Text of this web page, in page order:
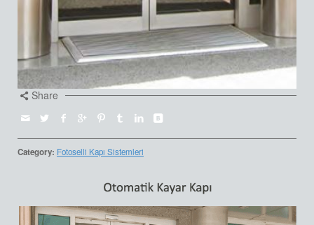
Share
Category: Fotoselli Kapı Sistemleri